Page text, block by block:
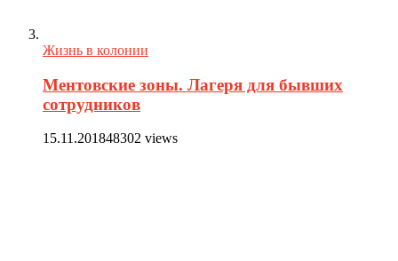
Жизнь в колонии
Ментовские зоны. Лагеря для бывших
сотрудников
15.11.201848302 views